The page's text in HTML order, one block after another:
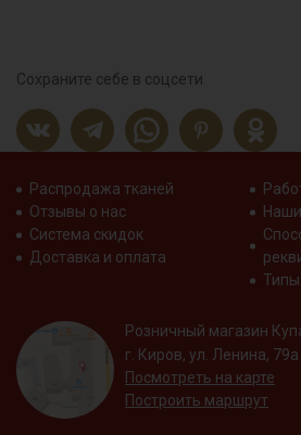
Сохраните себе в соцсети
Распродажа тканей
Отзывы о нас
Система скидок
Доставка и оплата
Типы
Розничный магазин
г. Киров, ул. Ленина, 79а
Посмотреть на карте
Построить маршрут